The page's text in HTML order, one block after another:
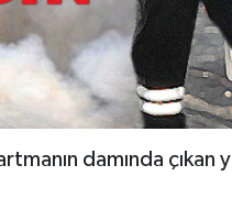
damında çıkan